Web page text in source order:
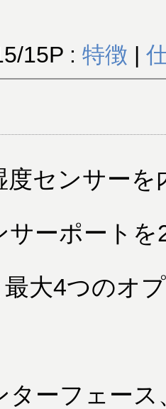
15P : 特徴 |
度センサー
サーポート
大4つのオ
ターフェー